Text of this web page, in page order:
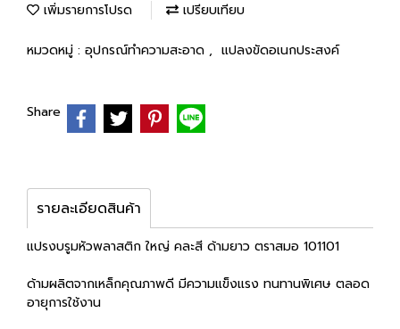
เพิ่มรายการโปรด เปรียบเทียบ
หมวดหมู่ : อุปกรณ์ทำความสะอาด , แปลงขัดอเนกประสงค์
Share
รายละเอียดสินค้า
แปรงบรูมหัวพลาสติก ใหญ่ คละสี ด้ามยาว ตราสมอ 101101
ด้ามผลิตจากเหล็กคุณภาพดี มีความแข็งแรง ทนทานพิเศษ ตลอด
อายุการใช้งาน